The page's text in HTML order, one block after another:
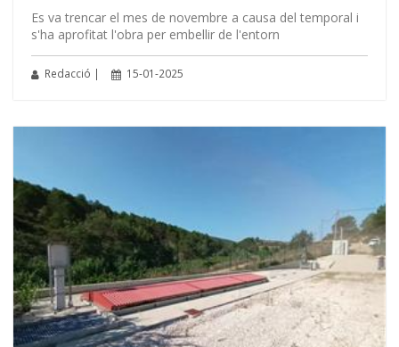
Es va trencar el mes de novembre a causa del temporal i
s'ha aprofitat l'obra per embellir de l'entorn
Redacció | 15-01-2025